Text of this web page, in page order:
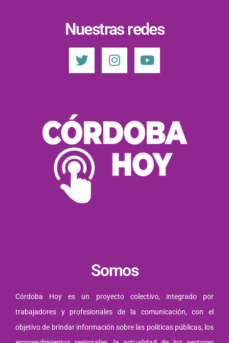
Nuestras redes
Somos
Córdoba Hoy es un proyecto colectivo, integrado por
trabajadores y profesionales de la comunicación, con el
objetivo de brindar información sobre las políticas públicas, los